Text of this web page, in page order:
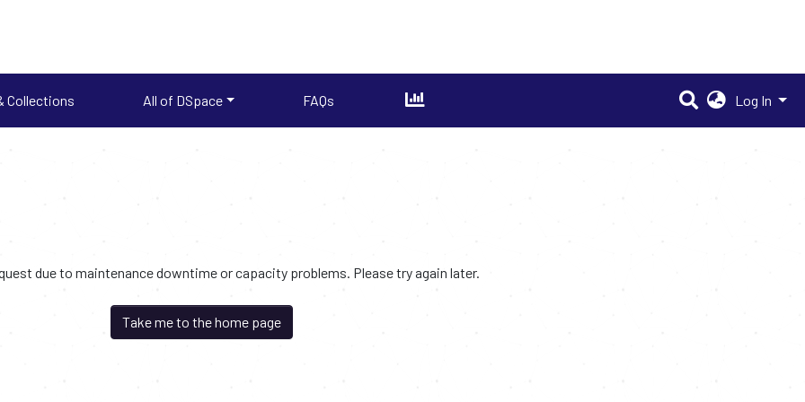
Collections All of DSpace FAQs Log In
due to maintenance downtime or capacity problems. Please try again later.
Take me to the home page